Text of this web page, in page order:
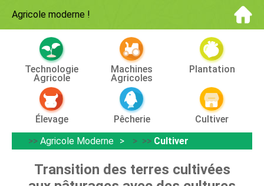
Agricole moderne !
Technologie
Agricole
Machines
Agricoles
Plantation
Élevage Pêcherie
Cultiver
>> Agricole Moderne > >> Cultiver
Transition des terres cultivées